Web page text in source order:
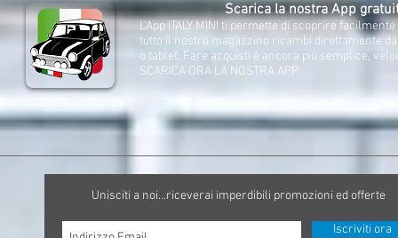
Scarica la nostra App
L'App ITALY MINI ti permette di scoprire
tutto il nostro magazzino ricambi direttamente
o tablet. Fare acquisti è ancora più semplice,
SCARICA ORA LA NOSTRA APP.
Unisciti a noi...riceverai imperdibili promozioni ed offerte
Iscriviti ora